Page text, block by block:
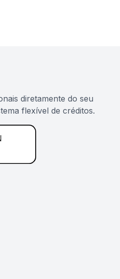
diretamente do seu
flexível de créditos.